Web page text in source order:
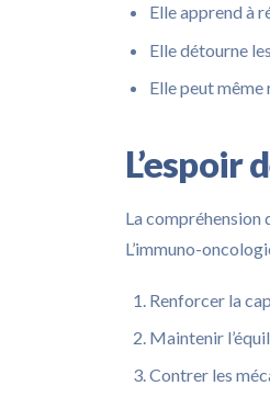
Elle apprend à
Elle détourne
Elle peut
L’espoir
La compréhension
L’immuno-
Renforcer la
Maintenir
Contrer les